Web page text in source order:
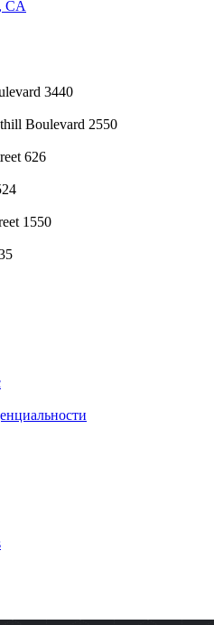
CA
3440
Boulevard 2550
626
1550